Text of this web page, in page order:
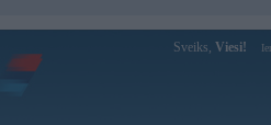
Sveiks, Viesi!